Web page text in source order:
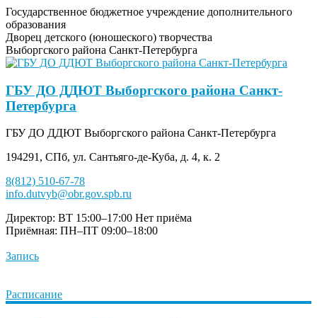
Государственное бюджетное учреждение дополнительного
образования
Дворец детского (юношеского) творчества
Выборгского района Санкт-Петербурга
ГБУ ДО ДДЮТ Выборгского района Санкт-
Петербурга
ГБУ ДО ДДЮТ Выборгского района Санкт-Петербурга
194291, СПб, ул. Сантьяго-де-Куба, д. 4, к. 2
8(812) 510-67-78
info.dutvyb@obr.gov.spb.ru
Директор: ВТ 15:00–17:00 Нет приёма
Приёмная: ПН–ПТ 09:00–18:00
Запись
Расписание